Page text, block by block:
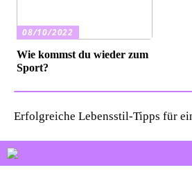
08/10/2022
Wie kommst du wieder zum
Sport?
Erfolgreiche Lebensstil-Tipps für